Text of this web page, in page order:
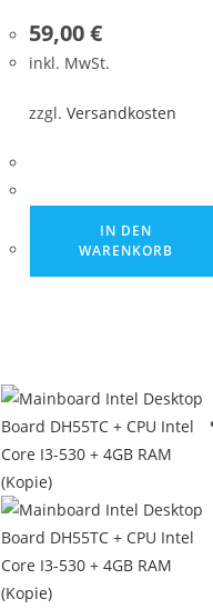
59,00€
inkl. MwSt.
zzgl.Versandkosten
IN DEN
WARENKORB